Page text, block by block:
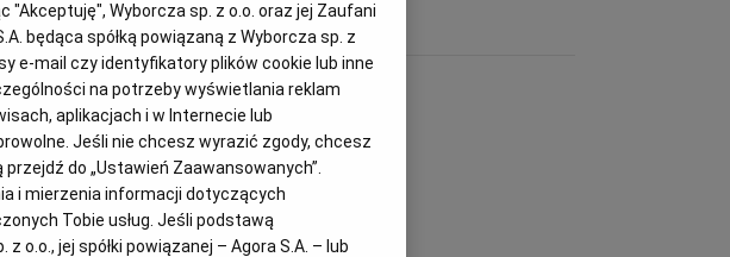
będą
"Akceptuję", Wyborcza sp. z o.o. oraz jej Zaufani
będąca spółką powiązaną z Wyborcza sp. z
e-mail czy identyfikatory plików cookie lub inne
na potrzeby wyświetlania reklam
aplikacjach i w Internecie lub
Jeśli nie chcesz wyrazić zgody, chcesz
do „Ustawień Zaawansowanych”.
i mierzenia informacji dotyczących
Tobie usług. Jeśli podstawą
jej spółki powiązanej – Agora S.A. – lub